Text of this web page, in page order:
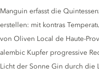
Gin description
Manguin erfasst die
erstellen: mit kontras
von Oliven Local de Haute-
alembic Kupfer progressive
Licht der Sonne Gin durch die